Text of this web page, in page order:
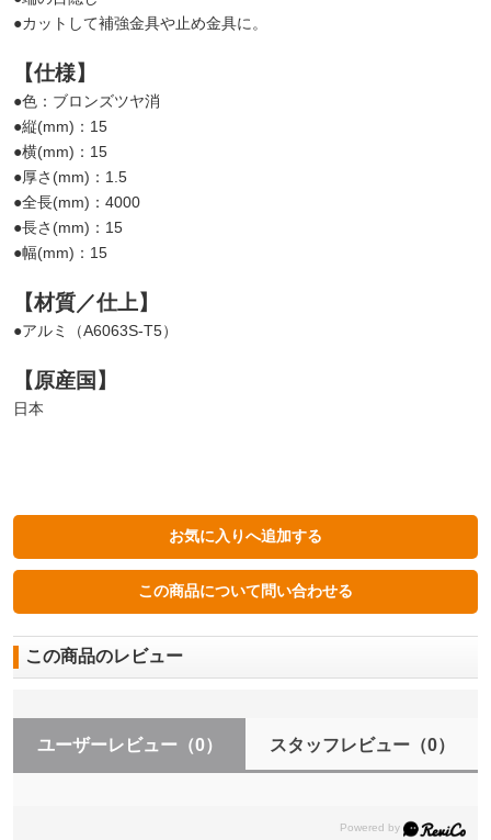
●カットして補強金具や止め金具に。
【仕様】
●色：ブロンズツヤ消
●縦(mm)：15
●横(mm)：15
●厚さ(mm)：1.5
●全長(mm)：4000
●長さ(mm)：15
●幅(mm)：15
【材質／仕上】
●アルミ（A6063S-T5）
【原産国】
日本
この商品のレビュー
ユーザーレビュー （0） スタッフレビュー（0）